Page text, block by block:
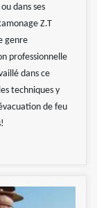
dans ses
Z.T
genre
professionnelle
dans ce
techniques y
de feu